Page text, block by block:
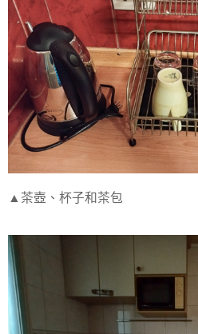
▲茶壺、杯子和茶包